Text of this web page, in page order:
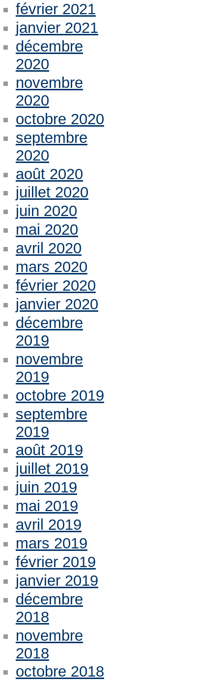
février 2021
janvier 2021
décembre
2020
novembre
2020
octobre 2020
septembre
2020
août 2020
juillet 2020
juin 2020
mai 2020
avril 2020
mars 2020
février 2020
janvier 2020
décembre
2019
novembre
2019
octobre 2019
septembre
2019
août 2019
juillet 2019
juin 2019
mai 2019
avril 2019
mars 2019
février 2019
janvier 2019
décembre
2018
novembre
2018
octobre 2018